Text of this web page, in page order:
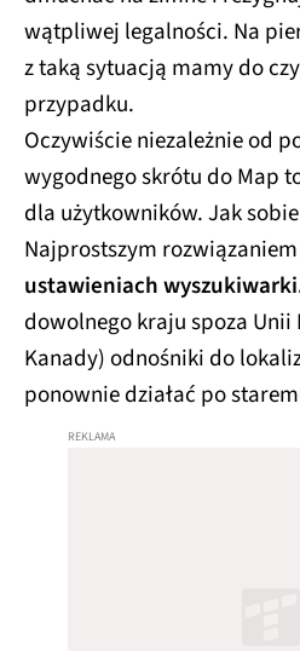
wątpliwej legalności. Na
z taką sytuacją mamy do
przypadku.
Oczywiście niezależnie od
wygodnego skrótu do Map
dla użytkowników. Jak
Najprostszym
ustawieniach
dowolnego kraju spoza Unii
Kanady) odnośniki do
ponownie działać po